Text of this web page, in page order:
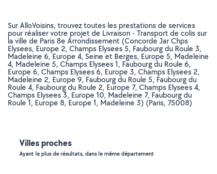
Sur AlloVoisins, trouvez toutes les prestations de services
pour réaliser votre projet de Livraison - Transport de colis sur
la ville de Paris 8e Arrondissement (Concorde Jar Chps
Elysees, Europe 2, Champs Elysees 5, Faubourg du Roule 3,
Madeleine 6, Europe 4, Seine et Berges, Europe 5, Madeleine
4, Madeleine 5, Champs Elysees 1, Faubourg du Roule 6,
Europe 6, Champs Elysees 6, Europe 3, Champs Elysees 2,
Madeleine 2, Europe 9, Faubourg du Roule 5, Faubourg du
Roule 4, Faubourg du Roule 2, Europe 7, Champs Elysees 4,
Champs Elysees 3, Europe 10, Madeleine 7, Faubourg du
Roule 1, Europe 8, Europe 1, Madeleine 3) (Paris, 75008)
Villes proches
Ayant le plus de résultats, dans le même département